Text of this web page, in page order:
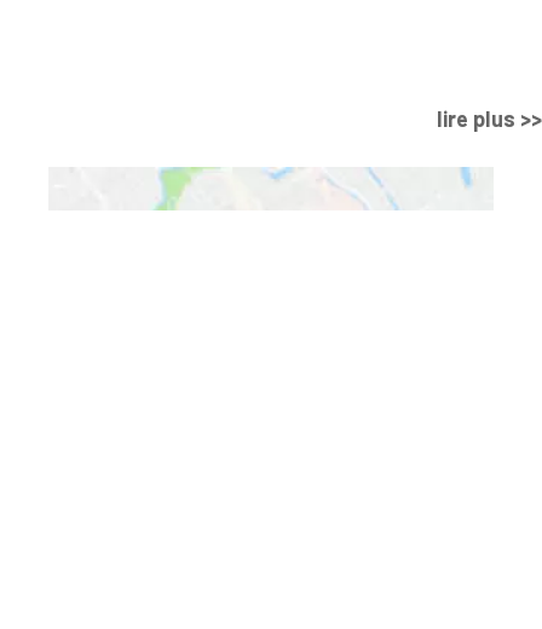
lire plus >>